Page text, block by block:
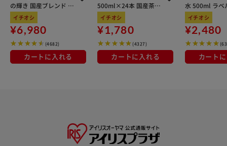
の輝き 国産ブレンド 5
kg×3袋
イチオシ
¥6,980
(4682)
カートに入れる
500ml×24本 国産茶葉
100％使用
イチオシ
¥1,780
(4327)
カートに入れる
水 500ml ラベ
イチオシ
¥2,480
カート